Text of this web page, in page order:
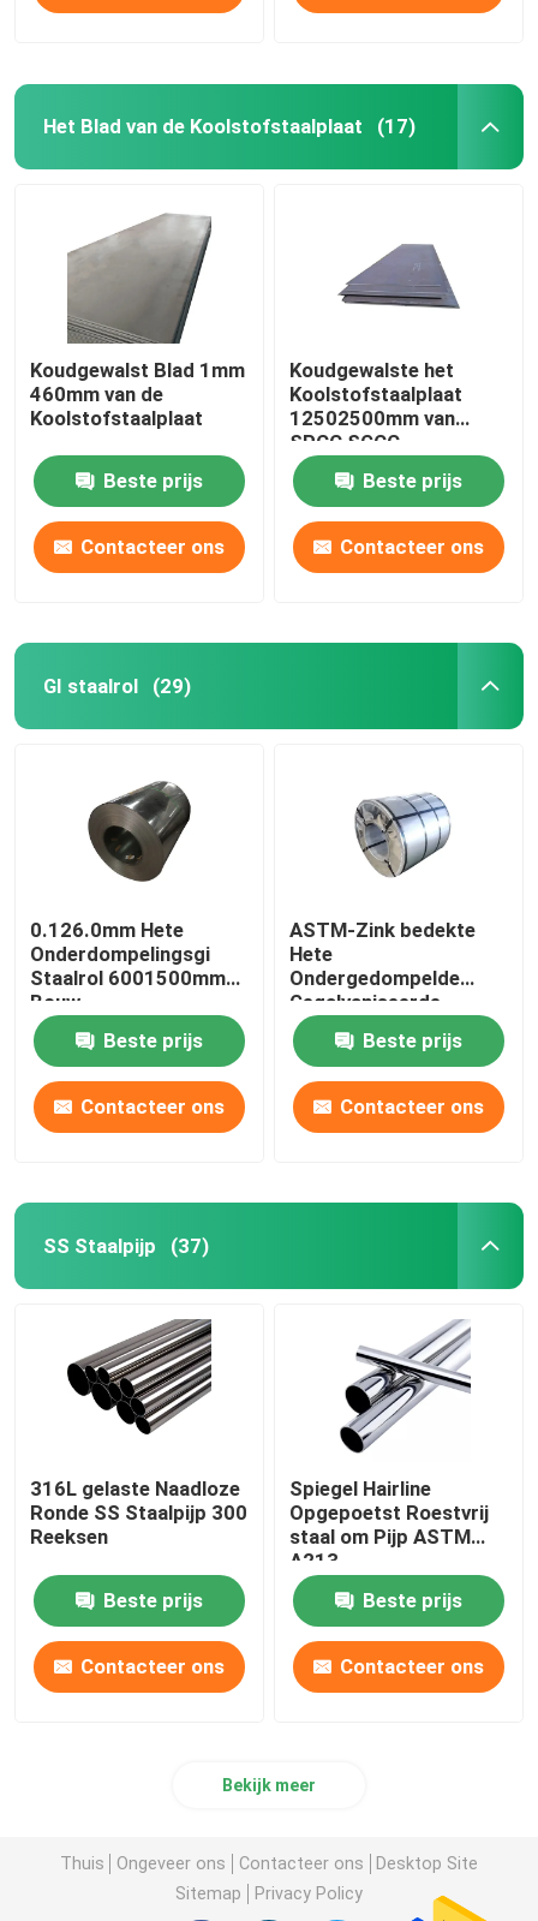
Het Blad van de Koolstofstaalplaat (17)
Koudgewalst Blad 1mm
460mm van de
Koolstofstaalplaat
Beste prijs
Contacteer ons
Koudgewalste het
Koolstofstaalplaat
12502500mm van
SPCC SGCC
Beste prijs
Contacteer ons
GI staalrol (29)
0.126.0mm Hete
Onderdompelingsgi
Staalrol 6001500mm
Bouw
Beste prijs
Contacteer ons
ASTM-Zink bedekte
Hete
Ondergedompelde
Gegalvaniseerde
Staalplaat in Rollen met
een laagBeste prijs
Contacteer ons
SS Staalpijp (37)
316L gelaste Naadloze
Ronde SS Staalpijp 300
Reeksen
Beste prijs
Contacteer ons
Spiegel Hairline
Opgepoetst Roestvrij
staal om Pijp ASTM
A213
Beste prijs
Contacteer ons
Bekijk meer
Thuis Ongeveer ons Contacteer ons
Desktop Site
Sitemap
Privacy Policy